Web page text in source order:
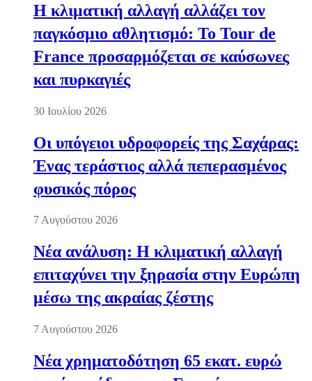
Η κλιματική αλλαγή αλλάζει τον
παγκόσμιο αθλητισμό: Το Tour de
France προσαρμόζεται σε καύσωνες
και πυρκαγιές
30 Ιουλίου 2026
Οι υπόγειοι υδροφορείς της Σαχάρας:
Ένας τεράστιος αλλά πεπερασμένος
φυσικός πόρος
7 Αυγούστου 2026
Νέα ανάλυση: Η κλιματική αλλαγή
επιταχύνει την ξηρασία στην Ευρώπη
μέσω της ακραίας ζέστης
7 Αυγούστου 2026
Νέα χρηματοδότηση 65 εκατ. ευρώ